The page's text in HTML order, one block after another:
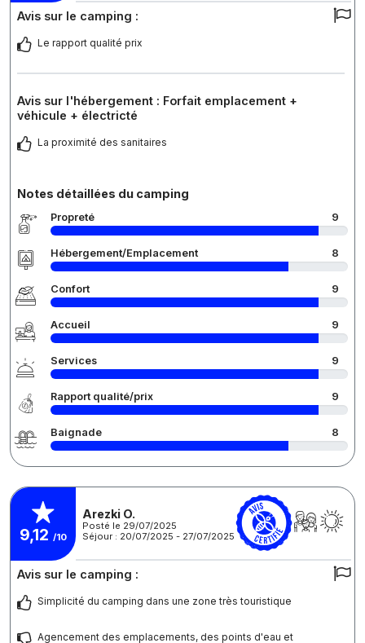
Avis sur le camping :
Le rapport qualité prix
Avis sur l'hébergement : Forfait emplacement +
véhicule + électricté
La proximité des sanitaires
Notes détaillées du camping
Propreté 9
Hébergement/Emplacement 8
Confort 9
Accueil 9
Services 9
Rapport qualité/prix 9
Baignade 8
9,12 /10
Arezki O.
Posté le 29/07/2025
Séjour : 20/07/2025 - 27/07/2025
Avis sur le camping :
Simplicité du camping dans une zone très touristique
Agencement des emplacements, des points d'eau et